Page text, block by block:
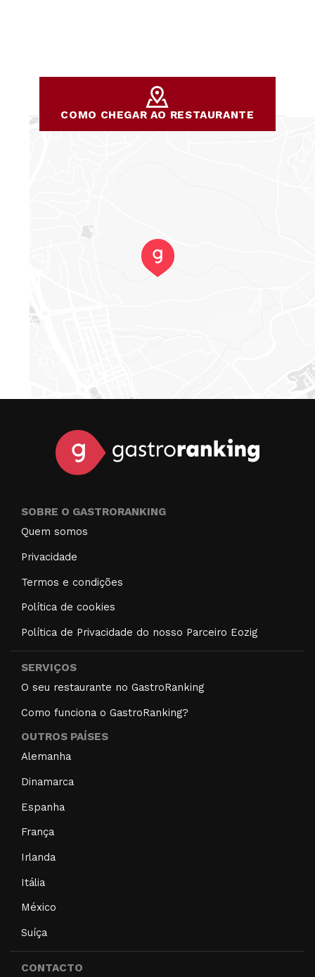
COMO CHEGAR AO RESTAURANTE
SOBRE O GASTRORANKING
Quem somos
Privacidade
Termos e condições
Política de cookies
Política de Privacidade do nosso Parceiro Eozig
SERVIÇOS
O seu restaurante no GastroRanking
Como funciona o GastroRanking?
OUTROS PAÍSES
Alemanha
Dinamarca
Espanha
França
Irlanda
Itália
México
Suíça
CONTACTO